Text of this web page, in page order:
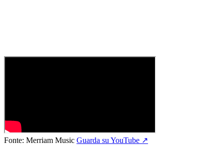
Fonte: Merriam Music Guarda su YouTube ↗